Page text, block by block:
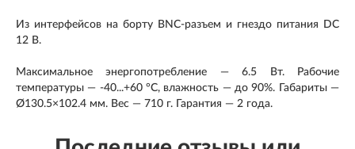
Из интерфейсов на борту BNC-разъем и гнездо питания DC
12 В.
Максимальное энергопотребление — 6.5 Вт. Рабочие
температуры — -40...+60 °C, влажность — до 90%. Габариты —
Ø130.5×102.4 мм. Вес — 710 г. Гарантия — 2 года.